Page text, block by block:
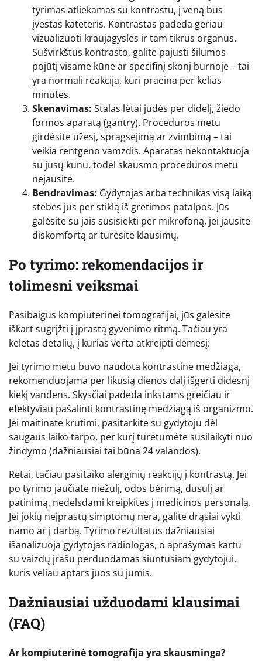
tyrimas atliekamas su kontrastu, į veną bus
įvestas kateteris. Kontrastas padeda geriau
vizualizuoti kraujagysles ir tam tikrus organus.
Sušvirkštus kontrasto, galite pajusti šilumos
pojūtį visame kūne ar specifinį skonį burnoje – tai
yra normali reakcija, kuri praeina per kelias
minutes.
Skenavimas: Stalas lėtai judės per didelį, žiedo
formos aparatą (gantry). Procedūros metu
girdėsite ūžesį, spragsėjimą ar zvimbimą – tai
veikia rentgeno vamzdis. Aparatas nekontaktuoja
su jūsų kūnu, todėl skausmo procedūros metu
nejausite.
Bendravimas: Gydytojas arba technikas visą laiką
stebės jus per stiklą iš gretimos patalpos. Jūs
galėsite su jais susisiekti per mikrofoną, jei jausite
diskomfortą ar turėsite klausimų.
Po tyrimo: rekomendacijos ir
tolimesni veiksmai
Pasibaigus kompiuterinei tomografijai, jūs galėsite
iškart sugrįžti į įprastą gyvenimo ritmą. Tačiau yra
keletas detalių, į kurias verta atkreipti dėmesį:
Jei tyrimo metu buvo naudota kontrastinė medžiaga,
rekomenduojama per likusią dienos dalį išgerti didesnį
kiekį vandens. Skysčiai padeda inkstams greičiau ir
efektyviau pašalinti kontrastinę medžiagą iš organizmo.
Jei maitinate krūtimi, pasitarkite su gydytoju dėl
saugaus laiko tarpo, per kurį turėtumėte susilaikyti nuo
žindymo (dažniausiai tai būna 24 valandos).
Retai, tačiau pasitaiko alerginių reakcijų į kontrastą. Jei
po tyrimo jaučiate niežulį, odos bėrimą, dusulį ar
patinimą, nedelsdami kreipkitės į medicinos personalą.
Jei jokių neįprastų simptomų nėra, galite drąsiai vykti
namo ar į darbą. Tyrimo rezultatus dažniausiai
išanalizuoja gydytojas radiologas, o aprašymas kartu
su vaizdų įrašu perduodamas siuntusiam gydytojui,
kuris vėliau aptars juos su jumis.
Dažniausiai užduodami klausimai
(FAQ)
Ar kompiuterinė tomografija yra skausminga?